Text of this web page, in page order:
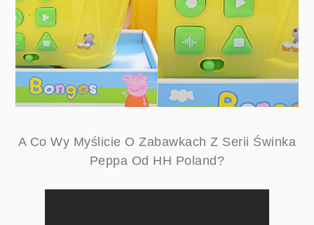
A Co Wy Myślicie O Zabawkach Z Serii Świnka
Peppa Od HH Poland?